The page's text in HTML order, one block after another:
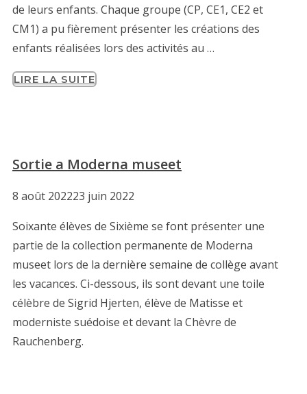
de leurs enfants. Chaque groupe (CP, CE1, CE2 et
CM1) a pu fièrement présenter les créations des
enfants réalisées lors des activités au …
LIRE LA SUITE
Sortie a Moderna museet
8 août 202223 juin 2022
Soixante élèves de Sixième se font présenter une
partie de la collection permanente de Moderna
museet lors de la dernière semaine de collège avant
les vacances. Ci-dessous, ils sont devant une toile
célèbre de Sigrid Hjerten, élève de Matisse et
moderniste suédoise et devant la Chèvre de
Rauchenberg.